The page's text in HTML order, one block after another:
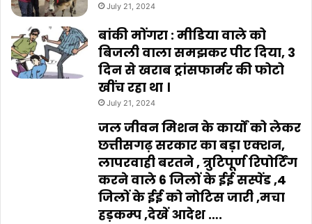
July 21, 2024
बांकी मोंगरा : मीडिया वाले को
बिजली वाला समझकर पीट दिया, 3
दिन से खराब ट्रांसफार्मर की फोटो
खींच रहा था ।
July 21, 2024
जल जीवन मिशन के कार्यों को लेकर
छत्तीसगढ़ सरकार का बड़ा एक्शन,
लापरवाही बरतने , त्रुटिपूर्ण रिपोर्टिंग
करने वाले 6 जिलों के ईई सस्पेंड ,4
जिलों के ईई को नोटिस जारी ,मचा
हड़कम्प ,देखें आदेश ….